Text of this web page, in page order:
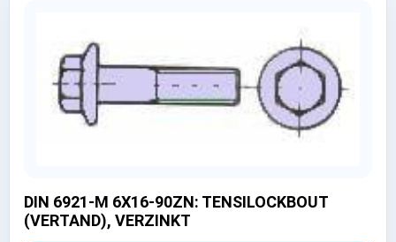
DIN 6921-M 6X16-90ZN: TENSILOCKBOUT
(VERTAND), VERZINKT